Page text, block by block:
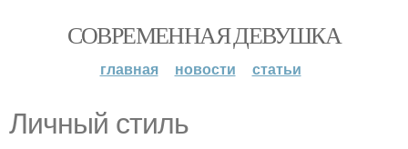
СОВРЕМЕННАЯ ДЕВУШКА
главная новости статьи
Личный стиль